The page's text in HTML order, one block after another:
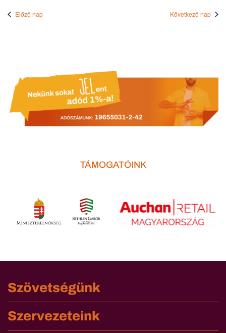
Előző nap Következő nap
TÁMOGATÓINK
Szövetségünk
Szervezeteink